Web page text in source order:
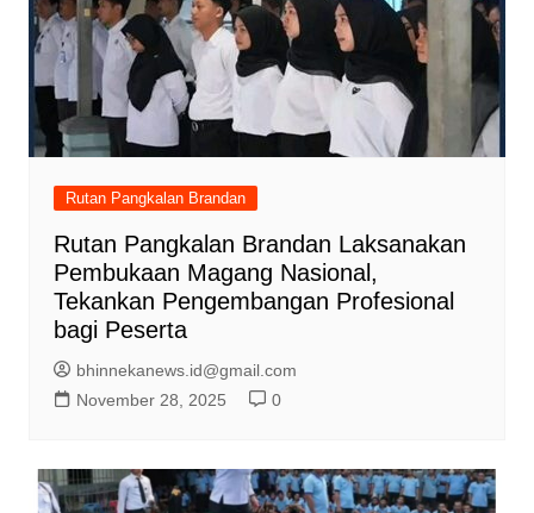
Rutan Pangkalan Brandan
Rutan Pangkalan Brandan Laksanakan
Pembukaan Magang Nasional,
Tekankan Pengembangan Profesional
bagi Peserta
bhinnekanews.id@gmail.com
November 28, 2025
0